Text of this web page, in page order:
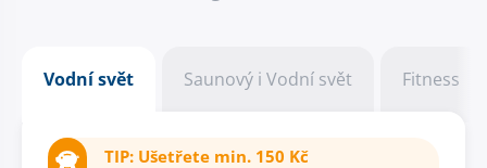
Vodní svět Saunový i Vodní svět Fitness
TIP: Ušetřete min. 150 Kč